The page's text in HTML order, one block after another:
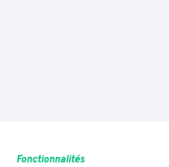
Fonctionnalités